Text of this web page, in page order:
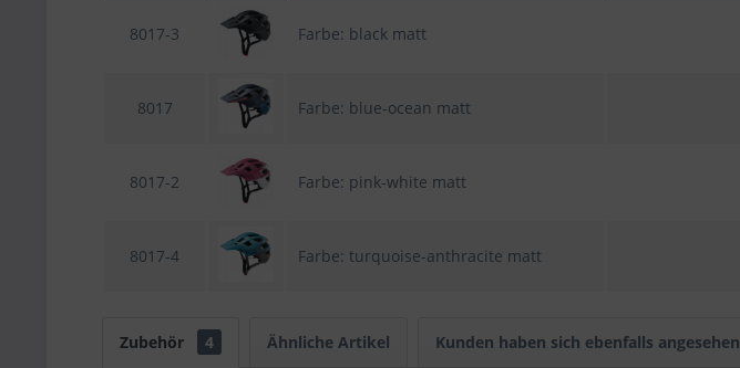
8017-3 Farbe: black matt
8017 Farbe: blue-ocean matt
8017-2 Farbe: pink-white matt
8017-4 Farbe: turquoise-anthracite matt
Zubehör 4 Ähnliche Artikel Kunden haben sich ebenfalls angesehen